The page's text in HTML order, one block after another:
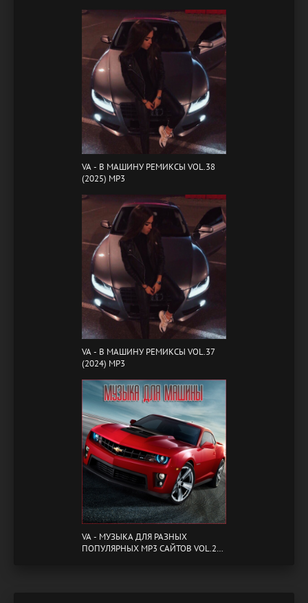
VA - B МАШИНУ РЕМИКСЫ VOL.38
(2025) MP3
VA - B МАШИНУ РЕМИКСЫ VOL.37
(2024) MP3
VA - МУЗЫКА ДЛЯ РАЗНЫХ
ПОПУЛЯРНЫХ MP3 САЙТОВ VOL.20